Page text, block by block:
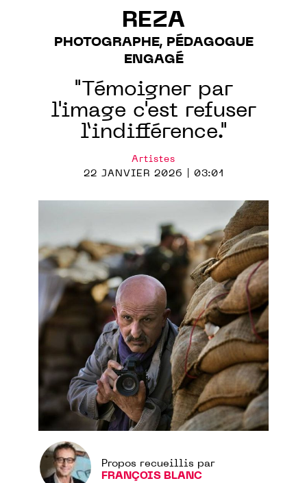
REZA
PHOTOGRAPHE, PÉDAGOGUE
ENGAGÉ
"Témoigner par
l'image c'est refuser
l’indifférence."
Artistes
22 JANVIER 2026 | 03:01
Propos recueillis par
FRANÇOIS BLANC